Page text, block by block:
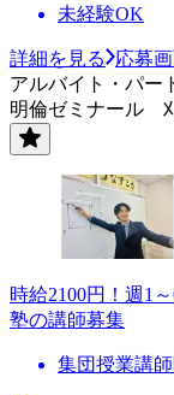
未経験OK
詳細を見る
応募
アルバイト・パー
明倫ゼミナール
時給2100円！週1
塾の講師募集
集団授業講師